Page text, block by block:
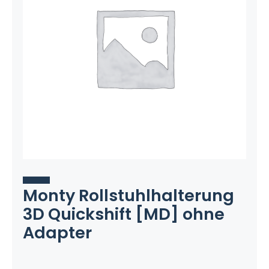
Monty Rollstuhlhalterung
3D Quickshift [MD] ohne
Adapter